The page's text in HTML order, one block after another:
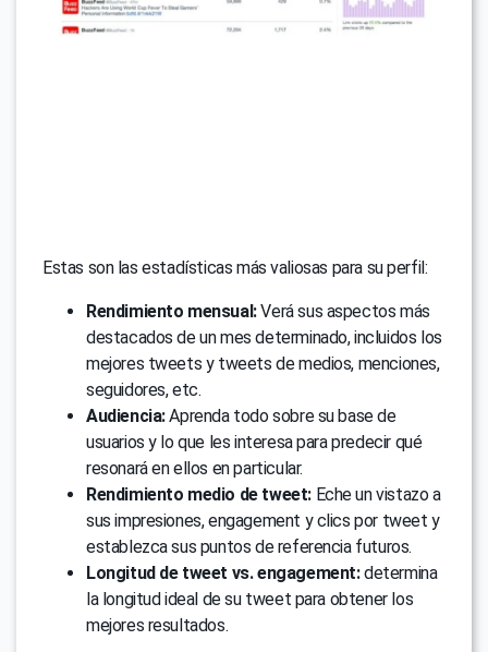
Estas son las estadísticas más valiosas para su perfil:
Rendimiento mensual:Verá sus aspectos más
destacados de un mes determinado, incluidos los
mejores tweets y tweets de medios, menciones,
seguidores, etc.
Audiencia:Aprenda todo sobre su base de
usuarios y lo que les interesa para predecir qué
resonará en ellos en particular.
Rendimiento medio de tweet:Eche un vistazo a
sus impresiones, engagement y clics por tweet y
establezca sus puntos de referencia futuros.
Longitud de tweet vs. engagement:determina
la longitud ideal de su tweet para obtener los
mejores resultados.